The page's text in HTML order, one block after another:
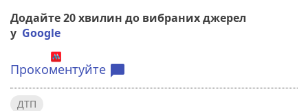
Додайте 20 хвилин до вибраних джерел
у Google
Прокоментуйте chat_bubble
ДТП